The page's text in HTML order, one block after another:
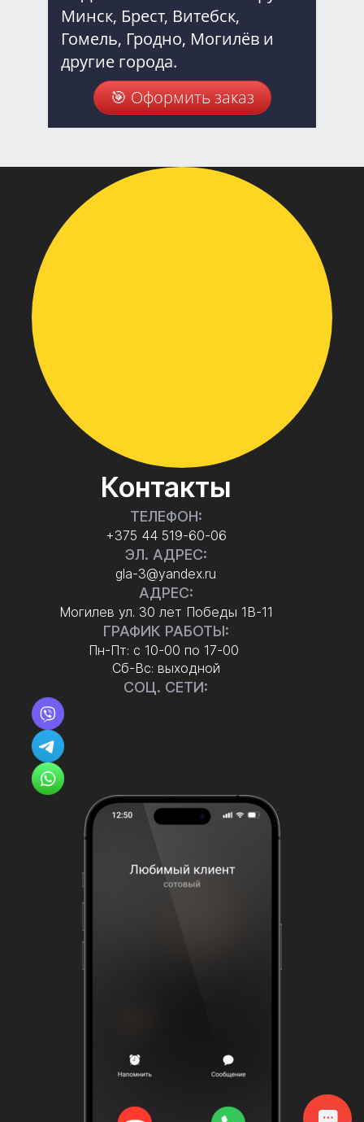
Минск, Брест, Витебск,
Гомель, Гродно, Могилёв и
другие города.
🎯 Оформить заказ
Контакты
ТЕЛЕФОН:
+375 44 519-60-06
ЭЛ. АДРЕС:
gla-3@yandex.ru
АДРЕС:
Могилев ул. 30 лет Победы 1В-11
ГРАФИК РАБОТЫ:
Пн-Пт: с 10-00 по 17-00
Сб-Вс: выходной
СОЦ. СЕТИ: